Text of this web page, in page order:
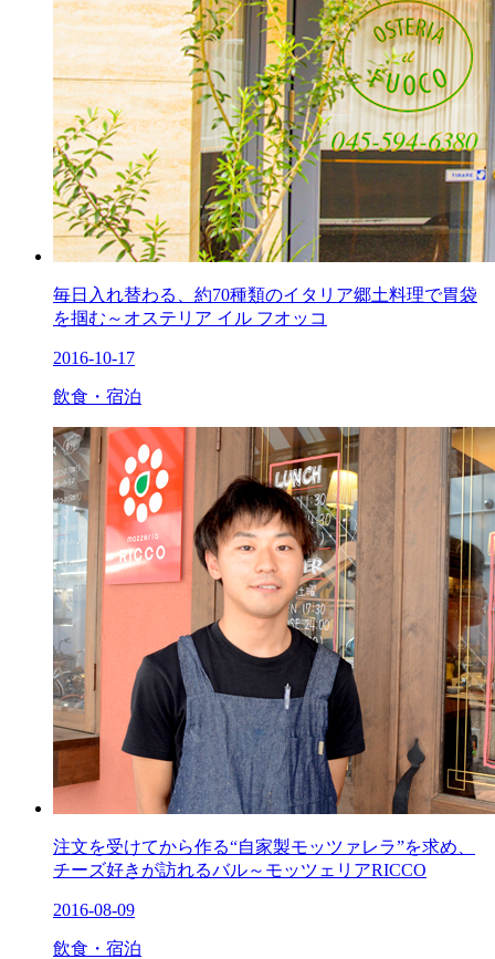
毎日入れ替わる、約70種類のイタリア郷土料理で胃袋
を掴む～オステリア イル フオッコ
2016-10-17
飲食・宿泊
注文を受けてから作る“自家製モッツァレラ”を求め、
チーズ好きが訪れるバル～モッツェリアRICCO
2016-08-09
飲食・宿泊